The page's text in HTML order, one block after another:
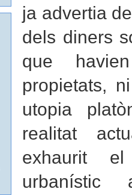
ja advertia
dels diners
que
propietats,
utopia
realitat
exhaurit